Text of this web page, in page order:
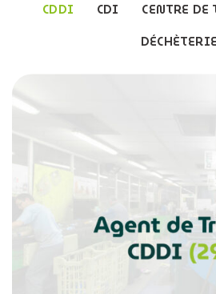
CDDI
CDI CENTRE DE
DÉCHÈTERIE